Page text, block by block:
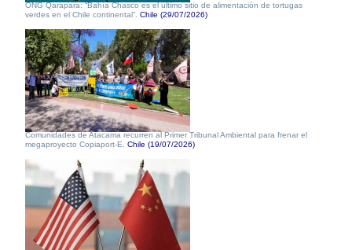
ONG Qarapara: “Bahía Chasco es el último sitio de alimentación de tortugas
verdes en el Chile continental”. Chile (29/07/2026)
Comunidades de Atacama recurren al Primer Tribunal Ambiental para frenar el
megaproyecto Copiaport-E. Chile (19/07/2026)